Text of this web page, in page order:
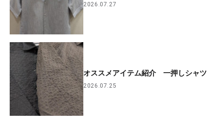
2026.07.27
オススメアイテム紹介 一押しシャツ
2026.07.25